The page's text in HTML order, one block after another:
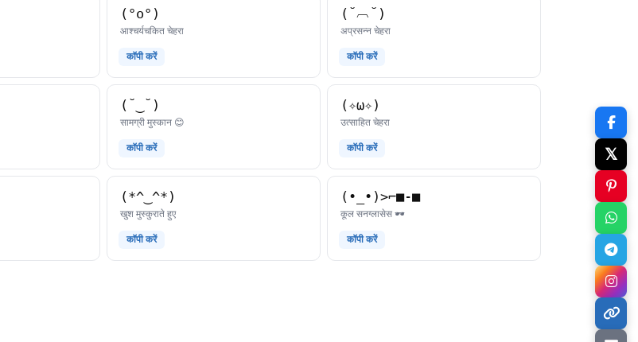
(°o°)
आश्चर्यचकित चेहराकाओमोजी
कॉपी करें
(˘︹˘)
अप्रसन्न चेहराकाओमोजी
कॉपी करें
(˘‿˘)
सामग्री मुस्कान 😊
कॉपी करें
(✧ω✧)
उत्साहित चेहराकाओमोजी
कॉपी करें
(*^‿^*)
खुश मुस्कुराते हुएकाओमोजी
कॉपी करें
(•_•)>⌐■-■
कूल सनग्लासेस 🕶️काओमोजी
कॉपी करें
𝕏